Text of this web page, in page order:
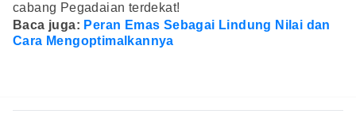
cabang Pegadaian terdekat!
Baca juga: Peran Emas Sebagai Lindung Nilai dan
Cara Mengoptimalkannya